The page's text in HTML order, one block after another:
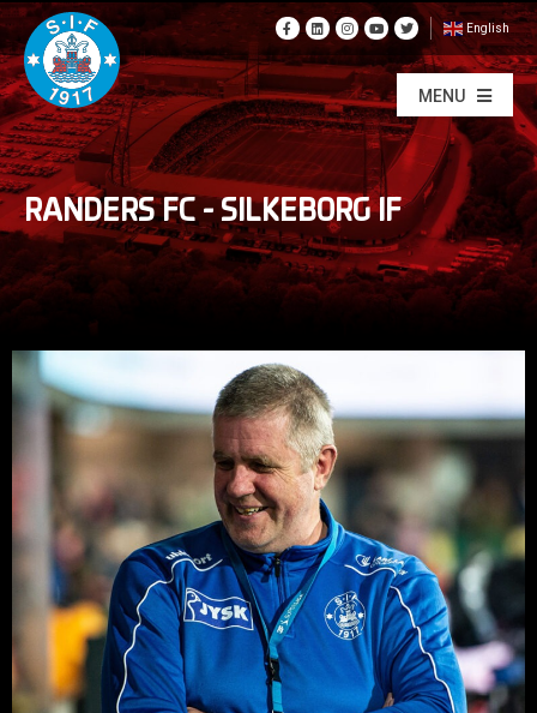
English
MENU
RANDERS FC – SILKEBORG IF